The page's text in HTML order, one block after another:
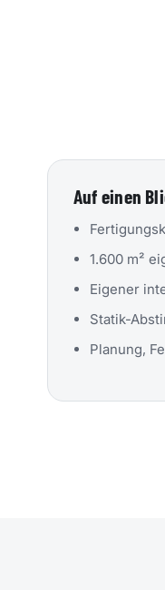
Auf einen
1.600 m²
Eigener
Statik-
Planung,